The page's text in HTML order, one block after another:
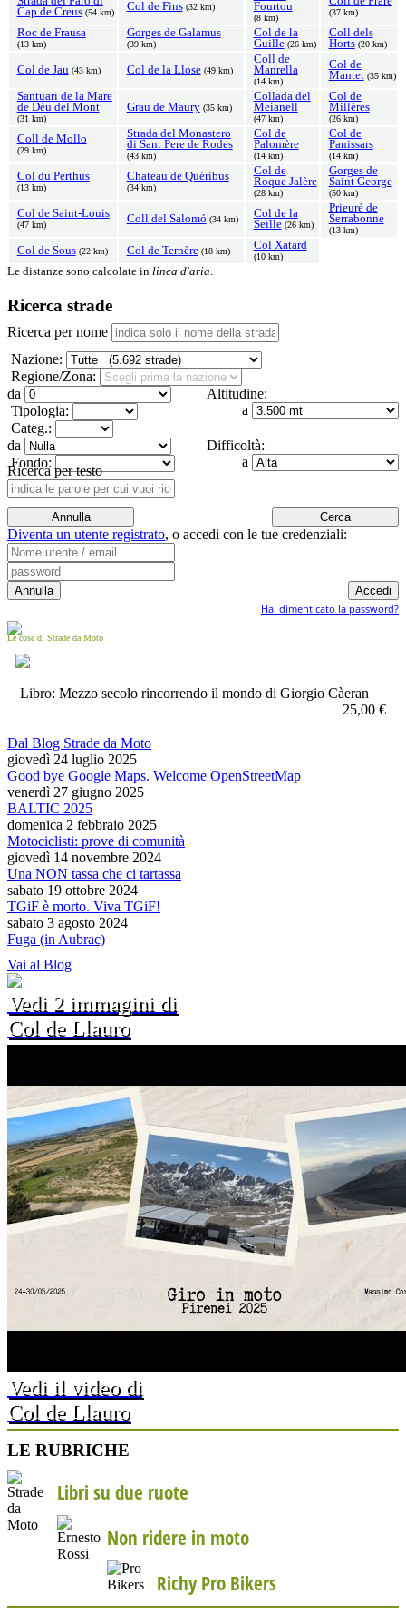
Cap de Creus (54 km) Col de Fins (32 km)
Fourtou
(8 km)
(37 km)
Roc de Frausa
(13 km)
Gorges de Galamus
(39 km)
Col de la
Guille (26 km)
Coll dels
Horts (20 km)
Col de Jau (43 km) Col de la Llose (49 km)
Coll de
Manrella
(14 km)
Col de
Mantet (35 km)
Santuari de la Mare
de Déu del Mont
(31 km)
Grau de Maury (35 km)
Collada del
Meianell
(47 km)
Col de
Millères
(26 km)
Coll de Mollo
(29 km)
Strada del Monastero
di Sant Pere de Rodes
(43 km)
Col de
Palomère
(14 km)
Col de
Panissars
(14 km)
Col du Perthus
(13 km)
Chateau de Quéribus
(34 km)
Col de
Roque Jalère
(28 km)
Gorges de
Saint George
(50 km)
Col de Saint-Louis
(47 km) Coll del Salomó (34 km)
Col de la
Seille (26 km)
Prieuré de
Serrabonne
(13 km)
Col de Sous (22 km) Col de Ternère (18 km) Col Xatard
(10 km)
Le distanze sono calcolate in linea d'aria.
Ricerca strade
Ricerca per nome
Nazione:
Regione/Zona:
Altitudine:
da
a
Tipologia:
Categ.:
Difficoltà:
da
a
Fondo:
Ricerca per testo
Diventa un utente registrato, o accedi con le tue credenziali:
Hai dimenticato la password?
Le cose di Strade da Moto
Libro: Mezzo secolo rincorrendo il mondo di Giorgio Càeran
25,00 €
Dal Blog Strade da Moto
giovedì 24 luglio 2025
Good bye Google Maps. Welcome OpenStreetMap
venerdì 27 giugno 2025
BALTIC 2025
domenica 2 febbraio 2025
Motociclisti: prove di comunità
giovedì 14 novembre 2024
Una NON tassa che ci tartassa
sabato 19 ottobre 2024
TGiF è morto. Viva TGiF!
sabato 3 agosto 2024
Fuga (in Aubrac)
Vai al Blog
Vedi 2 immagini di
Col de Llauro
Vedi il video di
Col de Llauro
LE RUBRICHE
Libri su due ruote
Non ridere in moto
Richy Pro Bikers